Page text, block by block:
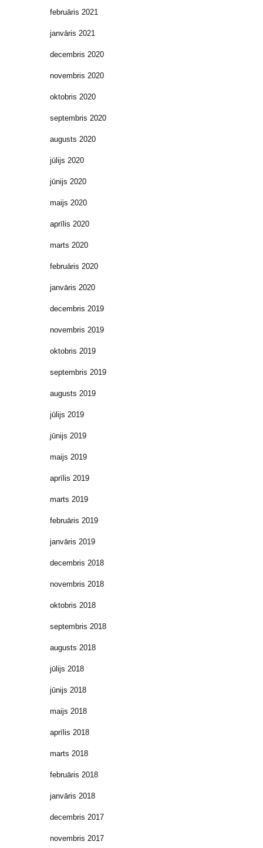
februāris 2021
janvāris 2021
decembris 2020
novembris 2020
oktobris 2020
septembris 2020
augusts 2020
jūlijs 2020
jūnijs 2020
maijs 2020
aprīlis 2020
marts 2020
februāris 2020
janvāris 2020
decembris 2019
novembris 2019
oktobris 2019
septembris 2019
augusts 2019
jūlijs 2019
jūnijs 2019
maijs 2019
aprīlis 2019
marts 2019
februāris 2019
janvāris 2019
decembris 2018
novembris 2018
oktobris 2018
septembris 2018
augusts 2018
jūlijs 2018
jūnijs 2018
maijs 2018
aprīlis 2018
marts 2018
februāris 2018
janvāris 2018
decembris 2017
novembris 2017